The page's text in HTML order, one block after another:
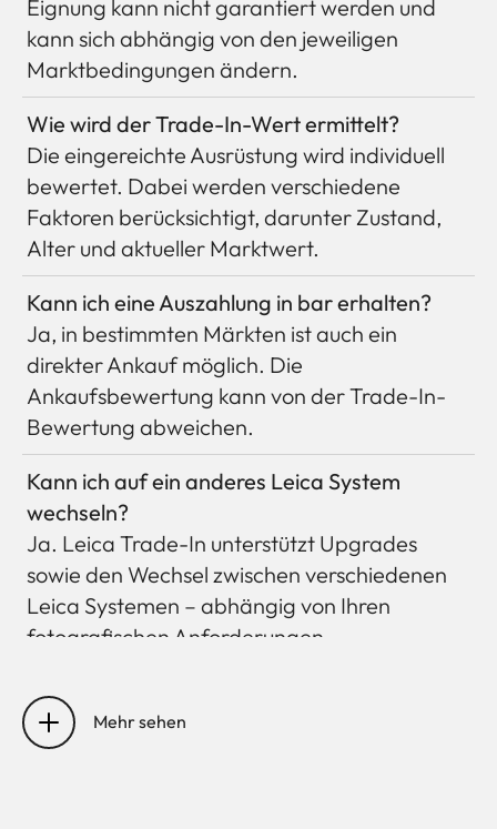
Eignung kann nicht garantiert werden und
kann sich abhängig von den jeweiligen
Marktbedingungen ändern.
Wie wird der Trade-In-Wert ermittelt?
Die eingereichte Ausrüstung wird individuell
bewertet. Dabei werden verschiedene
Faktoren berücksichtigt, darunter Zustand,
Alter und aktueller Marktwert.
Kann ich eine Auszahlung in bar erhalten?
Ja, in bestimmten Märkten ist auch ein
direkter Ankauf möglich. Die
Ankaufsbewertung kann von der Trade-In-
Bewertung abweichen.
Kann ich auf ein anderes Leica System
wechseln?
Ja. Leica Trade-In unterstützt Upgrades
sowie den Wechsel zwischen verschiedenen
Leica Systemen – abhängig von Ihren
fotografischen Anforderungen.
Kann ich vor der Abgabe meiner Ausrüstung
eine erste Schätzung erhalten?
Die meisten Standorte bieten eine
Mehr sehen